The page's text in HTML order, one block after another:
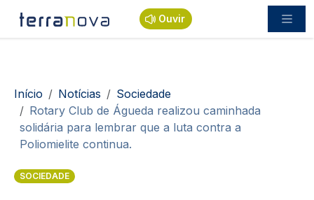
Passar para o conteúdo principal
Ouvir
Navegação estrutural
Início Notícias
Sociedade
Rotary Club de Águeda realizou caminhada
solidária para lembrar que a luta contra a
Poliomielite continua.
SOCIEDADE